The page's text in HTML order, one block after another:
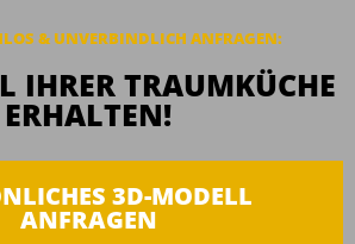
& UNVERBINDLICH ANFRAGEN:
IHRER TRAUMKÜCHE
ERHALTEN!
3D-MODELL
ANFRAGEN